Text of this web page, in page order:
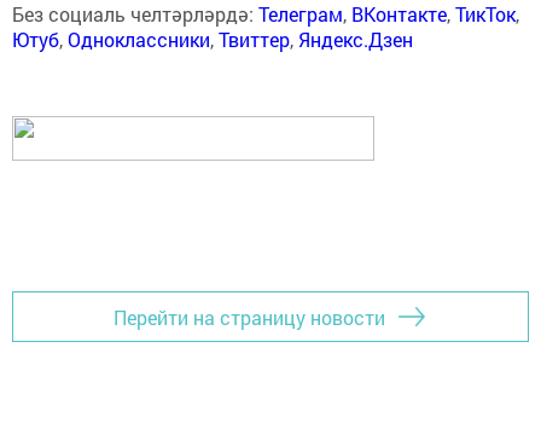
Без социаль челтәрләрдә: Телеграм, ВКонтакте,ТикТок,
Ютуб,Одноклассники,Твиттер, Яндекс.Дзен
Перейти на страницу новости